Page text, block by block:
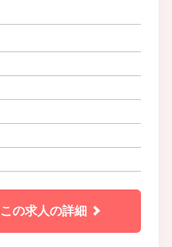
この求人の詳細